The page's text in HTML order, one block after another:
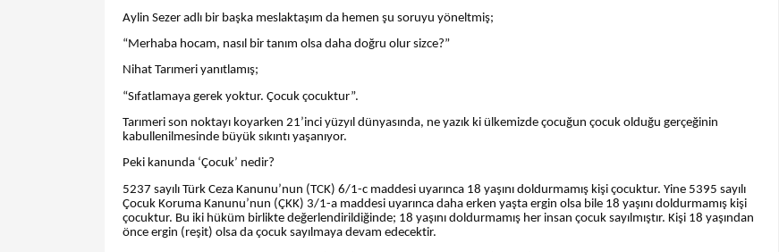
Aylin Sezer adlı bir başka meslaktaşım da hemen şu soruyu yöneltmiş;
“Merhaba hocam, nasıl bir tanım olsa daha doğru olur sizce?”
Nihat Tarımeri yanıtlamış;
“Sıfatlamaya gerek yoktur. Çocuk çocuktur”.
Tarımeri son noktayı koyarken 21’inci yüzyıl dünyasında, ne yazık ki ülkemizde çocuğun çocuk olduğu gerçeğinin
kabullenilmesinde büyük sıkıntı yaşanıyor.
Peki kanunda ‘Çocuk’ nedir?
5237 sayılı Türk Ceza Kanunu’nun (TCK) 6/1-c maddesi uyarınca 18 yaşını doldurmamış kişi çocuktur. Yine 5395 sayılı
Çocuk Koruma Kanunu’nun (ÇKK) 3/1-a maddesi uyarınca daha erken yaşta ergin olsa bile 18 yaşını doldurmamış kişi
çocuktur. Bu iki hüküm birlikte değerlendirildiğinde; 18 yaşını doldurmamış her insan çocuk sayılmıştır. Kişi 18 yaşından
önce ergin (reşit) olsa da çocuk sayılmaya devam edecektir.